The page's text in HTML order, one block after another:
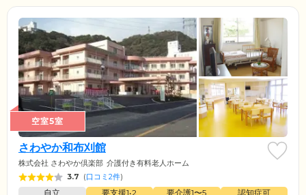
空室5室
さわやか和布刈館
株式会社 さわやか倶楽部 介護付き有料老人ホーム
3.7 (口コミ2件)
自立 要支援1•2 要介護1〜5
認知症可